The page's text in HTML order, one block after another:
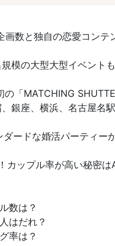
画数と独自の恋愛コン
模の大型大型イベントも
「MATCHING
銀座、横浜、名古屋名
ードな婚活パーティー
カップル率が高い秘密
数は？
はだれ？
率は？